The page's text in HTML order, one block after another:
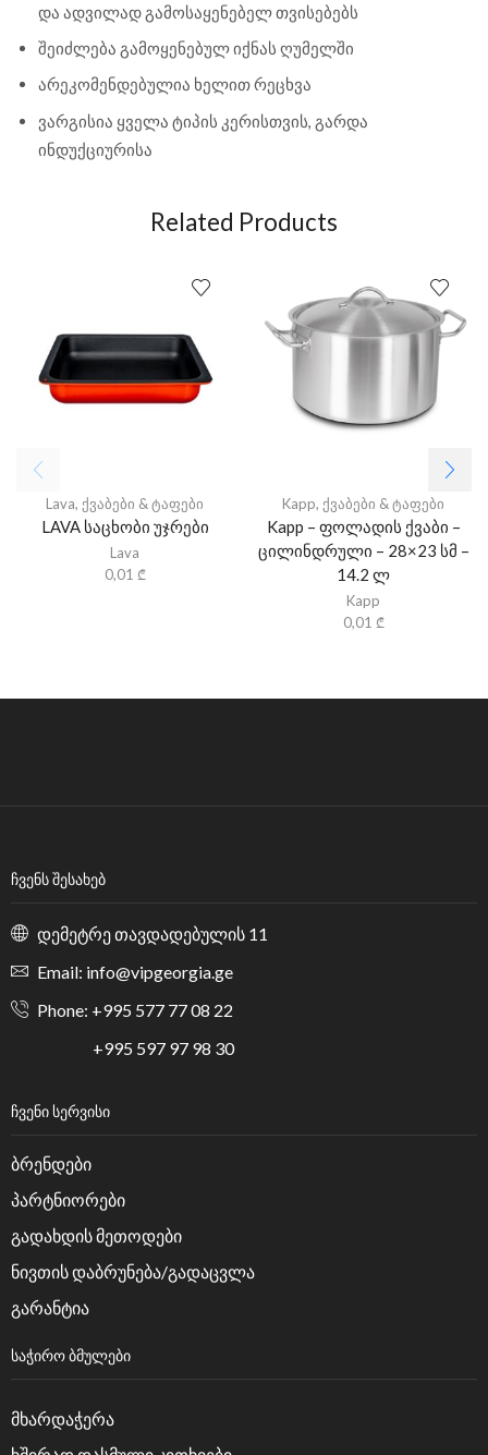
და ადვილად გამოსაყენებელ თვისებებს
შეიძლება გამოყენებულ იქნას ღუმელში
არეკომენდებულია ხელით რეცხვა
ვარგისია ყველა ტიპის კერისთვის, გარდა
ინდუქციურისა
Related Products
Lava, ქვაბები & ტაფები
LAVA საცხობი უჯრები
Lava
0,01 ₾
Kapp, ქვაბები & ტაფები
Kapp – ფოლადის ქვაბი –
ცილინდრული – 28×23 სმ –
14.2 ლ
Kapp
0,01 ₾
ᲩᲕᲔᲜᲡ ᲨᲔᲡᲐᲮᲔᲑ
დემეტრე თავდადებულის 11
Email: info@vipgeorgia.ge
Phone: +995 577 77 08 22
+995 597 97 98 30
ᲩᲕᲔᲜᲘ ᲡᲔᲠᲕᲘᲡᲘ
ბრენდები
პარტნიორები
გადახდის მეთოდები
ნივთის დაბრუნება/გადაცვლა
გარანტია
ᲡᲐᲭᲘᲠᲝ ᲑᲛᲣᲚᲔᲑᲘ
მხარდაჭერა